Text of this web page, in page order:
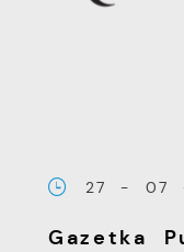
27 - 07
Gazetka
witryny
mogą pojawić
pośredników
mediów